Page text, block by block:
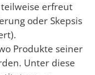
erfreut
oder Skepsis
Produkte seiner
Unter diese